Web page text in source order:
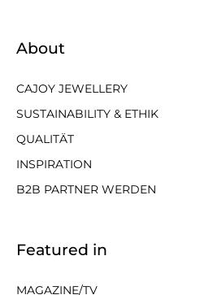
About
CAJOY JEWELLERY
SUSTAINABILITY & ETHIK
QUALITÄT
INSPIRATION
B2B PARTNER WERDEN
Featured in
MAGAZINE/TV